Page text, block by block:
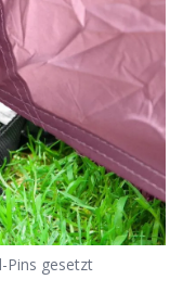
Pins gesetzt